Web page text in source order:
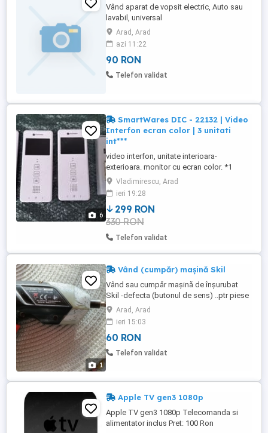
Vând aparat de vopsit electric, Auto sau
lavabil, universal
Arad, Arad
azi 11:22
90 RON
Telefon validat
6
SmartWares DIC - 22132 | Video
Interfon ecran color | 3 unitati
int***
video interfon, unitate interioara-
exterioara. monitor cu ecran color. *1
video unitate exterioara *3 unitati
interioare (o unitate nefunctionala) *stare
buna. produs utilizat. functional. *produs
import Germania. NU FAC SCHIMBURI
Vladimirescu, Arad
ieri 19:28
299 RON
330 RON
Telefon validat
1
Vând (cumpăr) mașină Skil
Vând sau cumpăr mașină de înșurubat
Skil -defecta (butonul de sens) ..ptr piese
de schimb. Acumulatorul este bun .
Arad, Arad
ieri 15:03
60 RON
Telefon validat
Apple TV gen3 1080p
Apple TV gen3 1080p Telecomanda si
alimentator inclus Pret: 100 Ron